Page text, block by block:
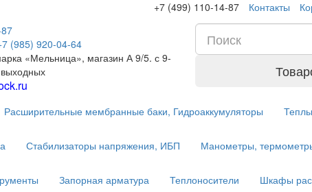
+7 (499) 110-14-87 Контакты
(985) 920-04-64
«Мельница», магазин А 9/5. с 9-
Расширительные мембранные баки, Гидроаккумуляторы
Стабилизаторы напряжения, ИБП Манометры,
Запорная арматура Теплоносители Шкафы